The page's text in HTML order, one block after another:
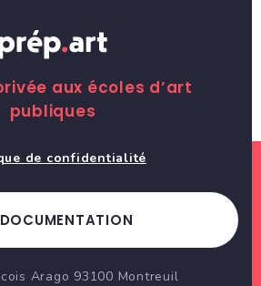
aux écoles d’art
publiques
de confidentialité
DOCUMENTATION
Arago 93100 Montreuil